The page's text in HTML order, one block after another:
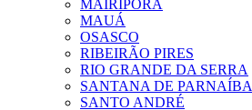
MAIRIPORÃ
MAUÁ
OSASCO
RIBEIRÃO PIRES
RIO GRANDE DA SERRA
SANTANA DE PARNAÍBA
SANTO ANDRÉ